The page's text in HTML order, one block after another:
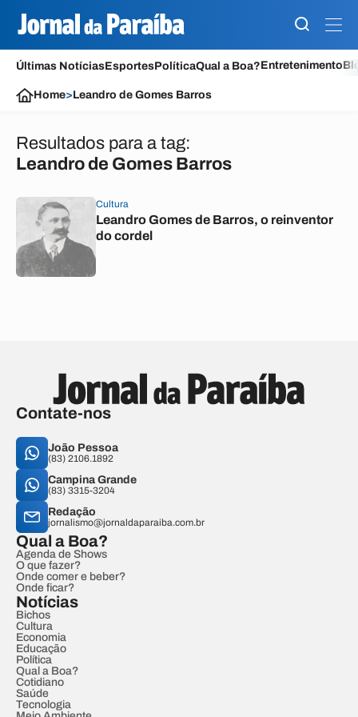
Últimas NotíciasEsportesPolíticaQual a Boa?Entretenimento
Home>Leandro de Gomes Barros
Resultados para a tag:
Leandro de Gomes Barros
Cultura
Leandro Gomes de Barros, o reinventor
do cordel
Contate-nos
João Pessoa
(83) 2106.1892
Campina Grande
(83) 3315-3204
Redação
jornalismo@jornaldaparaiba.com.br
Qual a Boa?
Agenda de Shows
O que fazer?
Onde comer e beber?
Onde ficar?
Notícias
Bichos
Cultura
Economia
Educação
Política
Qual a Boa?
Cotidiano
Saúde
Tecnologia